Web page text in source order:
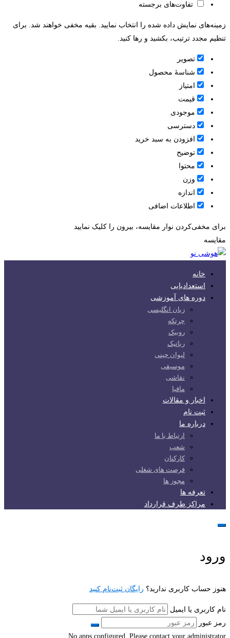
تفاوت‌های برجسته
زمینه‌های نمایش داده شده را انتخاب نمایید. بقیه مخفی خواهند شد. برای
تنظیم مجدد ترتیب، بکشید و رها کنید.
تصویر
شناسۀ محصول
امتیاز
قيمت
موجودی
دسترسی
افزودن به سبد خرید
توضیح
محتوا
وزن
اندازه
اطلاعات اضافی
برای مخفی‌کردن نوار مقایسه، بیرون را کلیک نمایید
مقایسه
خانه
استعدادیابی
دوره های آموزشی
زبان انگلیسی
چرتکه
روبیک
رباتیک
لیوان چینی
موسیقی
نقاشی
مافیا
اخبار و مقالات
ثبت نام
درباره ما
ارتباط با ما
شعب
کارکنان
فرصت های شغلی
مجوز ها
تعرفه ها
مراکز طرف قرارداد
ورود
هنوز حساب کاربری ندارید؟ رایگان ثبت‌نام کنید
نام کاربری یا ایمیل
رمز عبور
No apps configured. Please contact your administrator.